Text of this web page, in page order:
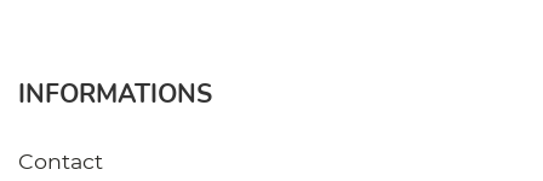
INFORMATIONS
Contact